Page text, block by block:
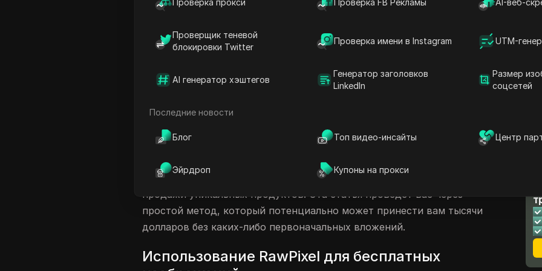
Проверка прокси Проверка FB Рекламы AI-веб-
Проверщик теневой
блокировки Twitter
Проверка имени в Instagram UTM-
AI генератор хэштегов
Генератор заголовков
LinkedIn
Размер
соцсетей
Последние новости
Блог Топ видео-инсайты Центр
Эйрдроп Купоны на прокси
Создание продуктов с Printify
Продажа ваших продуктов на Etsy и Redbubble
Заключение
Введение в заработок денег онлайн
Заработок денег онлайн стал все более доступным, и существует
множество способов достичь этого. Один из эффективных подходов
заключается в использовании бесплатных ресурсов для создания и
продажи уникальных продуктов. Эта статья проведет вас через
простой метод, который потенциально может принести вам тысячи
долларов без каких-либо первоначальных вложений.
Использование RawPixel для бесплатных